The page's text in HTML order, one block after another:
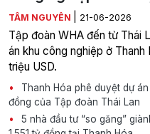
TÂM NGUYÊN 21-06-2026
Tập đoàn WHA đến từ Thái
án khu công nghiệp ở
triệu USD.
Thanh Hóa phê duyệt dự
đồng của Tập đoàn Thái Lan
5 nhà đầu tư “so găng”